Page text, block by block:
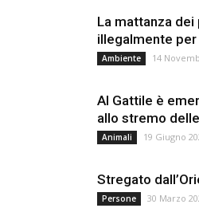
La mattanza
illegalmente per
Ambiente 14
Al Gattile è
allo stremo
Animali 19 Giugno
Stregato
Persone 30 Marzo